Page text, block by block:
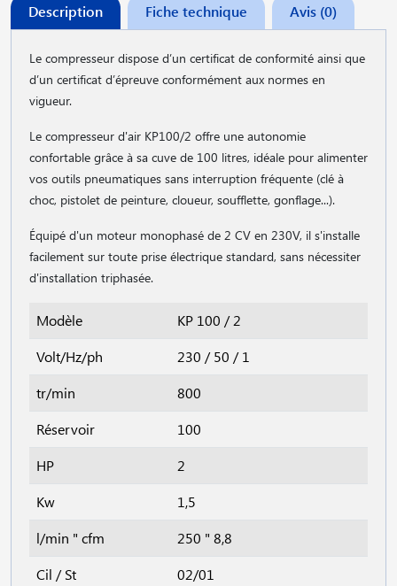
Description Fiche technique Avis (0)
Le compresseur dispose d’un certificat de conformité ainsi que
d’un certificat d’épreuve conformément aux normes en
vigueur.
Le compresseur d'air KP100/2 offre une autonomie
confortable grâce à sa cuve de 100 litres, idéale pour alimenter
vos outils pneumatiques sans interruption fréquente (clé à
choc, pistolet de peinture, cloueur, soufflette, gonflage...).
Équipé d'un moteur monophasé de 2 CV en 230V, il s'installe
facilement sur toute prise électrique standard, sans nécessiter
d'installation triphasée.
Modèle
KP 100 / 2
Volt/Hz/ph
230 / 50 / 1
tr/min
800
Réservoir
100
HP
2
Kw
1,5
l/min " cfm
250 " 8,8
Cil / St
02/01